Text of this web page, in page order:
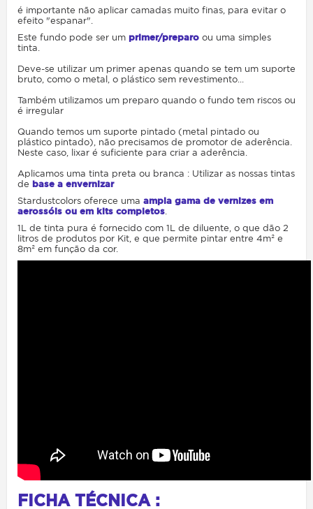
é importante não aplicar camadas muito finas, para evitar o
efeito "espanar".
Este fundo pode ser um primer/preparo ou uma simples
tinta.
Deve-se utilizar um primer apenas quando se tem um suporte
bruto, como o metal, o plástico sem revestimento...
Também utilizamos um preparo quando o fundo tem riscos ou
é irregular
Quando temos um suporte pintado (metal pintado ou
plástico pintado), não precisamos de promotor de aderência.
Neste caso, lixar é suficiente para criar a aderência.
Aplicamos uma tinta preta ou branca : Utilizar as nossas tintas
de base a envernizar
Stardustcolors oferece uma ampla gama de vernizes em
aerossóis ou em kits completos.
1L de tinta pura é fornecido com 1L de diluente, o que dão 2
litros de produtos por Kit, e que permite pintar entre 4m² e
8m² em função da cor.
FICHA TÉCNICA :